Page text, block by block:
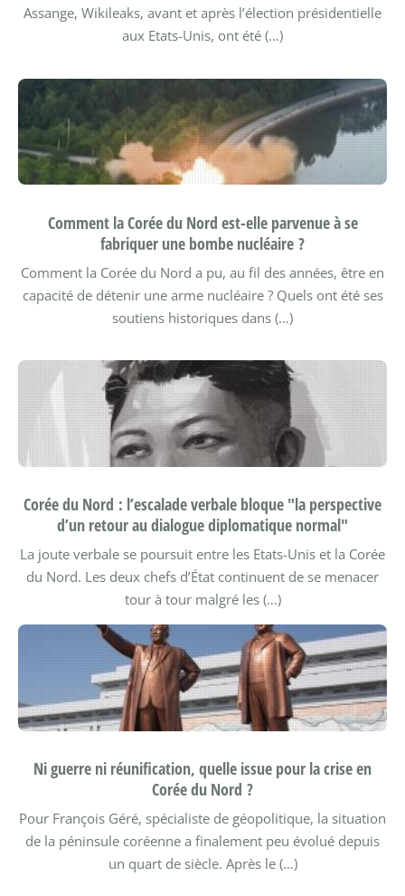
Assange, Wikileaks, avant et après l’élection présidentielle
aux Etats-Unis, ont été (…)
Comment la Corée du Nord est-elle parvenue à se
fabriquer une bombe nucléaire ?
Comment la Corée du Nord a pu, au fil des années, être en
capacité de détenir une arme nucléaire ? Quels ont été ses
soutiens historiques dans (…)
Corée du Nord : l’escalade verbale bloque "la perspective
d’un retour au dialogue diplomatique normal"
La joute verbale se poursuit entre les Etats-Unis et la Corée
du Nord. Les deux chefs d’État continuent de se menacer
tour à tour malgré les (…)
Ni guerre ni réunification, quelle issue pour la crise en
Corée du Nord ?
Pour François Géré, spécialiste de géopolitique, la situation
de la péninsule coréenne a finalement peu évolué depuis
un quart de siècle. Après le (…)